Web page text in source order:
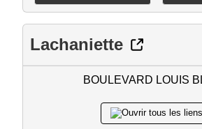
Lachaniette
BOULEVARD LOUIS